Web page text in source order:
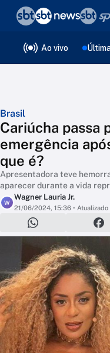
Ao vivo
Brasil
Cariúcha passa
emergência
que é?
Apresentadora teve
aparecer durante a vida
W
Wagner Lauria Jr.
21/06/2024, 15:36 • Atualizado
❮voltar
Editorias